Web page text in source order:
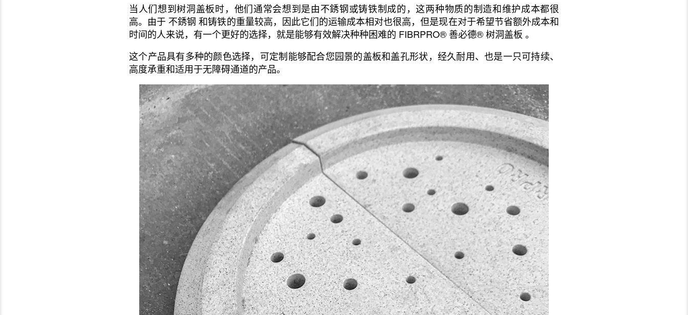
当人们想到树洞盖板时，他们通常会想到是由不銹钢或铸铁制成的，这两种物质的制造和维护成本都很
高。由于 不銹钢 和铸铁的重量较高，因此它们的运输成本相对也很高，但是现在对于希望节省额外成本和
时间的人来说，有一个更好的选择，就是能够有效解决种种困难的 FIBRPRO® 善必德® 树洞盖板 。
这个产品具有多种的颜色选择，可定制能够配合您园景的盖板和盖孔形状，经久耐用、也是一只可持续、
高度承重和适用于无障碍通道的产品。